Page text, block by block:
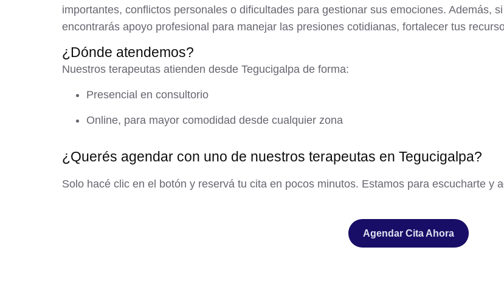
importantes, conflictos personales o dificultades para gestionar sus emociones. Además,
encontrarás apoyo profesional para manejar las presiones cotidianas, fortalecer tus
¿Dónde atendemos?
Nuestros terapeutas atienden desde Tegucigalpa de forma:
Presencial en consultorio
Online, para mayor comodidad desde cualquier zona
¿Querés agendar con uno de nuestros terapeutas en Tegucigalpa?
Solo hacé clic en el botón y reservá tu cita en pocos minutos. Estamos para escucharte y
Agendar Cita Ahora